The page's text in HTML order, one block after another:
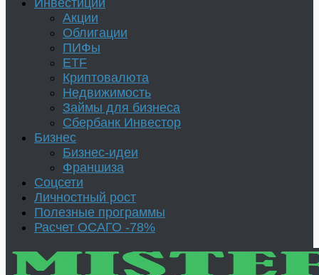
Инвестиции
Акции
Облигации
ПИФы
ETF
Криптовалюта
Недвижимость
Займы для бизнеса
Сбербанк Инвестор
Бизнес
Бизнес-идеи
Франшиза
Соцсети
Личностный рост
Полезные программы
Расчет ОСАГО -78%